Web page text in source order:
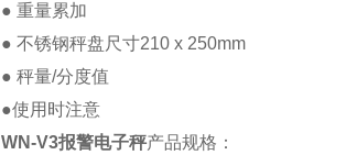
● 重量累加
● 不锈钢秤盘尺寸210 x 250mm
● 秤量/分度值
●使用时注意
WN-V3报警电子秤产品规格：